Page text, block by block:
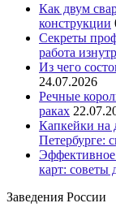
Как двум
конструкции
Секреты
работа
Из чего
24.07.2026
Речные
раках
Капкейки на
Петербурге:
Эффективное
карт: советы
Заведения России